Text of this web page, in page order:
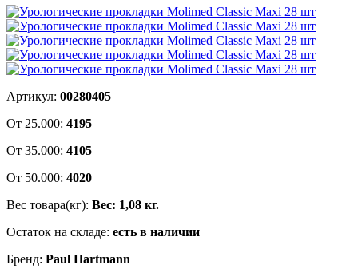
Артикул: 00280405
От 25.000: 4195
От 35.000: 4105
От 50.000: 4020
Вес товара(кг): Вес: 1,08 кг.
Остаток на складе: есть в наличии
Бренд: Paul Hartmann